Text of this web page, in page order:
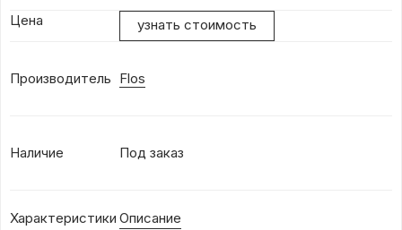
Цена узнать стоимость
Производитель Flos
Наличие Под заказ
Характеристики Описание